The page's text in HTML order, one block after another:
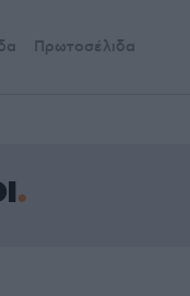
Πρωτοσέλιδα